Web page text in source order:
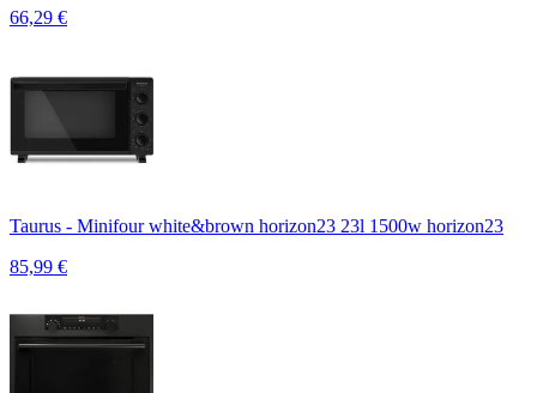
66,29 €
Taurus - Minifour white&brown horizon23 23l 1500w horizon23
85,99 €